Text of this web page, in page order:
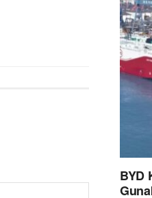
BYD